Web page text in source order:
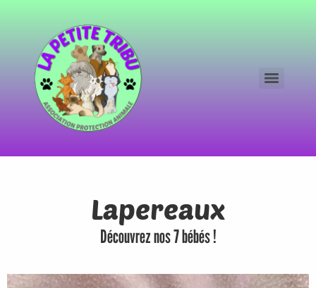
Lapereaux
Découvrez nos 7 bébés !